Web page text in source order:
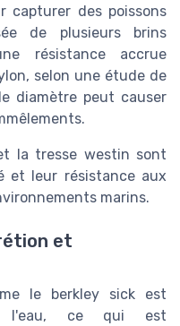
capturer des poissons
de plusieurs brins
résistance accrue
selon une étude de
diamètre peut causer
la tresse westin sont
et leur résistance aux
marins.
et
le berkley sick est
l'eau, ce qui est